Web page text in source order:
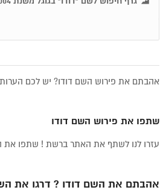
גרף חיפוש לשם "דודו" בגוגל משנת 2004
אהבתם את פירוש השם דודו? יש לכם
שתפו את פירוש השם דודו
עזרו לנו לשתף את האתר ברשת ! שתפו את
אהבתם את השם דודו ? דרגו את